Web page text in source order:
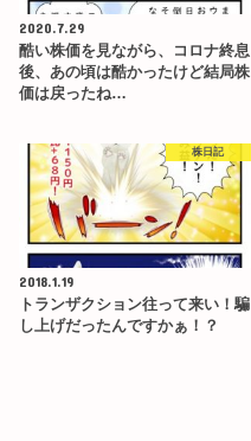
2020.7.29
酷い株価を見ながら、コロナ終息
後、あの頃は酷かったけど結局株
価は戻ったね…
株日記
2018.1.19
トランザクション往って来い！騙
し上げだったんですかぁ！？